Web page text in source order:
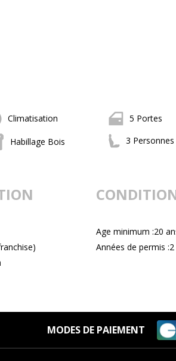
Climatisation
5 Portes
Habillage Bois 3 Personnes
Age minimum :20
Années de permis :2
MODES DE PAIEMENT